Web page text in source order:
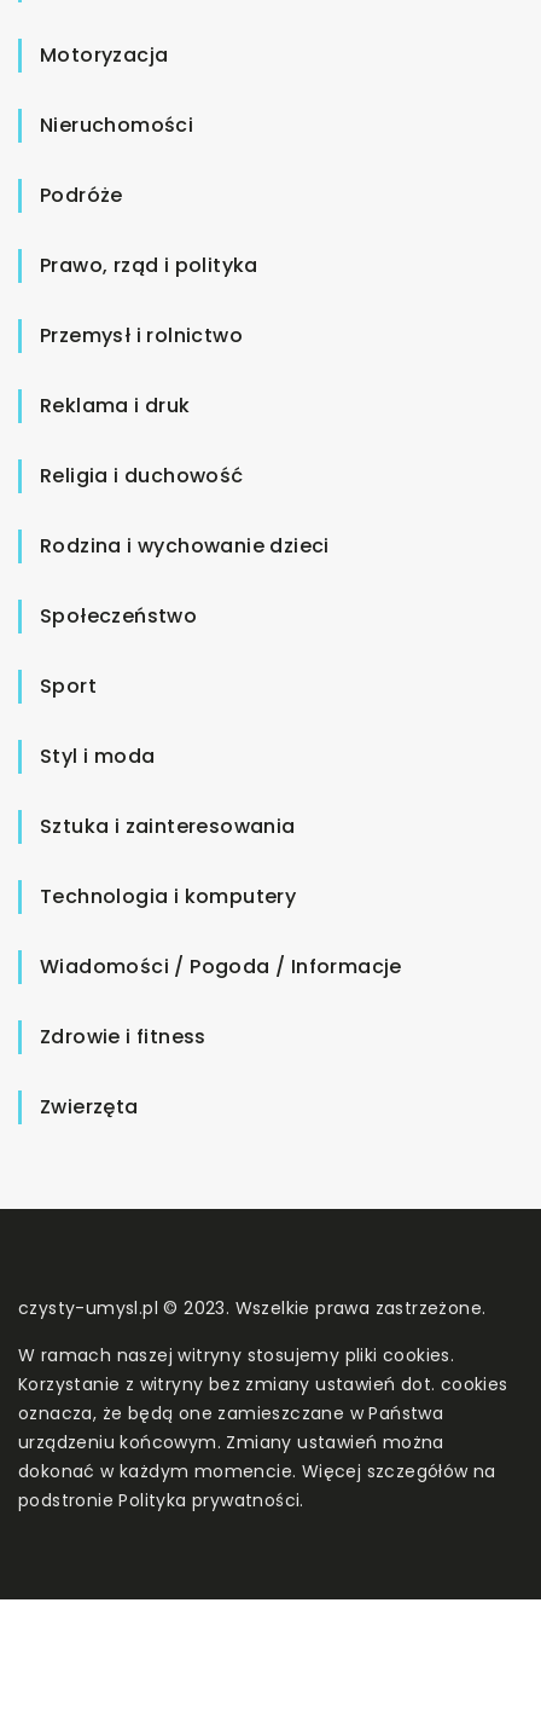
Motoryzacja
Nieruchomości
Podróże
Prawo, rząd i polityka
Przemysł i rolnictwo
Reklama i druk
Religia i duchowość
Rodzina i wychowanie dzieci
Społeczeństwo
Sport
Styl i moda
Sztuka i zainteresowania
Technologia i komputery
Wiadomości / Pogoda / Informacje
Zdrowie i fitness
Zwierzęta
czysty-umysl.pl © 2023. Wszelkie prawa zastrzeżone.
W ramach naszej witryny stosujemy pliki cookies.
Korzystanie z witryny bez zmiany ustawień dot. cookies
oznacza, że będą one zamieszczane w Państwa
urządzeniu końcowym. Zmiany ustawień można
dokonać w każdym momencie. Więcej szczegółów na
podstroniePolityka prywatności.